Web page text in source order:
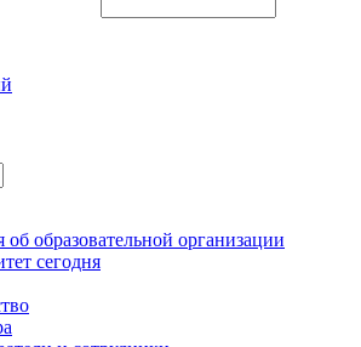
об образовательной организации
сегодня